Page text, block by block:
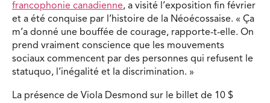
francophonie canadienne, a visité l’exposition fin février
et a été conquise par l’histoire de la Néoécossaise. « Ça
m’a donné une bouffée de courage, rapporte-t-elle. On
prend vraiment conscience que les mouvements
sociaux commencent par des personnes qui refusent le
statuquo, l’inégalité et la discrimination. »
La présence de Viola Desmond sur le billet de 10 $